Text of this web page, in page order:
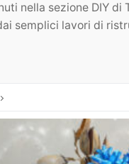
Home
DIY
Lifestyle
nella sezione DIY
semplici lavori di